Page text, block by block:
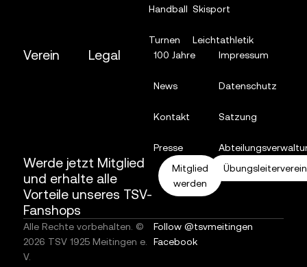
Handball
Turnen
Skisport
Leichtathletik
Verein Legal 100 Jahre
News
Kontakt
Presse
Impressum
Datenschutz
Satzung
Werde jetzt Mitglied
und erhalte alle
Vorteile unseres TSV-
Fanshops
Mitglied
werden
Alle Rechte vorbehalten. ©
2026 TSV 1925 Meitingen e.
V.
Follow @tsvmeitingen
Facebook